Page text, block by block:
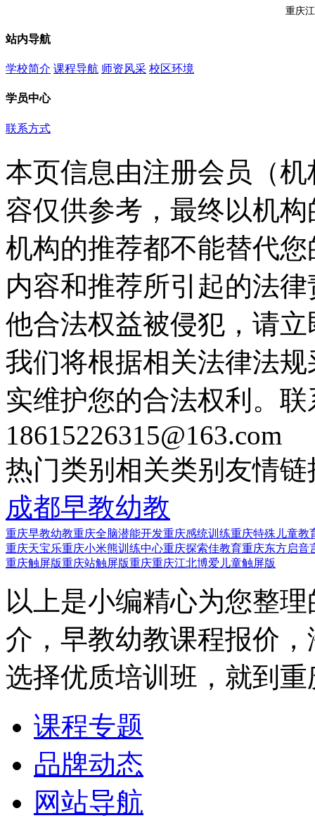
重庆
站内导航
学校简介 课程导航 师资风采 校区环境
学员中心
联系方式
本页信息由注册会员（
容仅供参考，最终以机
机构的推荐都不能替代
内容和推荐所引起的法
他合法权益被侵犯，请
我们将根据相关法律法
实维护您的合法权利。
18615226315@163.com
热门类别 相关类别 友情链
成都早教幼教
重庆早教幼教重庆全脑潜能开发重庆感统训练重庆特殊儿童教
重庆天宝乐重庆小米熊训练中心重庆探索佳教育重庆东方启音
重庆触屏版重庆站触屏版重庆重庆江北博爱儿童触屏版
以上是小编精心为您整
介，早教幼教课程报价
选择优质培训班，就到
课程专题
品牌动态
网站导航